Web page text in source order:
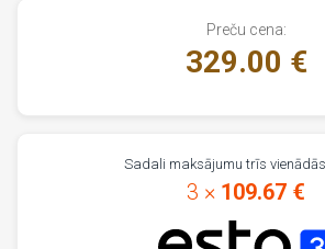
Preču cena:
329.00 €
Sadali maksājumu trīs
3 × 109.67 €